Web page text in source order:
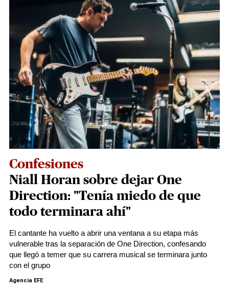
Confesiones
Niall Horan sobre dejar One
Direction: "Tenía miedo de que
todo terminara ahí"
El cantante ha vuelto a abrir una ventana a su etapa más
vulnerable tras la separación de One Direction, confesando
que llegó a temer que su carrera musical se terminara junto
con el grupo
Agencia EFE